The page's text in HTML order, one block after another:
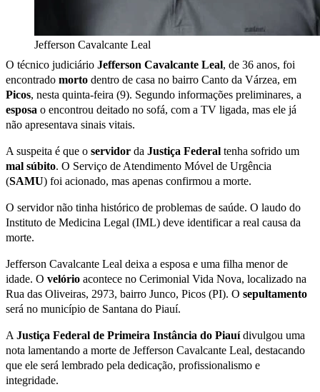
Jefferson Cavalcante Leal
O técnico judiciário Jefferson Cavalcante Leal, de 36 anos, foi
encontrado morto dentro de casa no bairro Canto da Várzea, em
Picos, nesta quinta-feira (9). Segundo informações preliminares, a
esposa o encontrou deitado no sofá, com a TV ligada, mas ele já
não apresentava sinais vitais.
A suspeita é que o servidor da Justiça Federal tenha sofrido um
mal súbito. O Serviço de Atendimento Móvel de Urgência
(SAMU) foi acionado, mas apenas confirmou a morte.
O servidor não tinha histórico de problemas de saúde. O laudo do
Instituto de Medicina Legal (IML) deve identificar a real causa da
morte.
Jefferson Cavalcante Leal deixa a esposa e uma filha menor de
idade. O velório acontece no Cerimonial Vida Nova, localizado na
Rua das Oliveiras, 2973, bairro Junco, Picos (PI). O sepultamento
será no município de Santana do Piauí.
A Justiça Federal de Primeira Instância do Piauídivulgou uma
nota lamentando a morte de Jefferson Cavalcante Leal, destacando
que ele será lembrado pela dedicação, profissionalismo e
integridade.